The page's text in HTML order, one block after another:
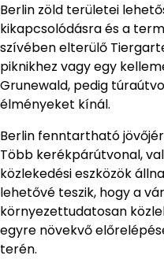
Berlin zöld területei
kikapcsolódásra és a
szívében elterülő
piknikhez vagy egy
Grunewald, pedig
élményeket kínál.
Berlin fenntartható
Több kerékpárútvonal,
közlekedési eszközök
lehetővé teszik, hogy a
környezettudatosan
egyre növekvő
terén.